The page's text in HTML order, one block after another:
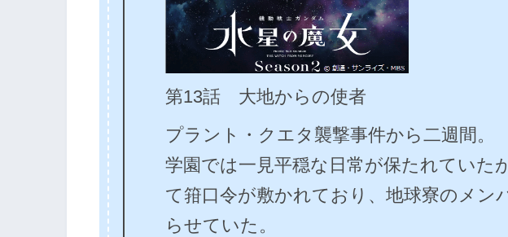
第13話 大地からの使者
プラント・クエタ襲撃事件から二週間。
学園では一見平穏な日常が保たれていた
て箝口令が敷かれており、地球寮のメン
らせていた。